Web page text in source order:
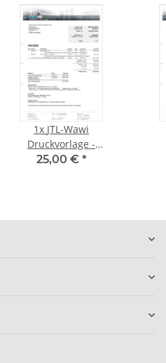
1x JTL-Wawi
Druckvorlage -
ENGLISCH (Design 04)
25,00 € *